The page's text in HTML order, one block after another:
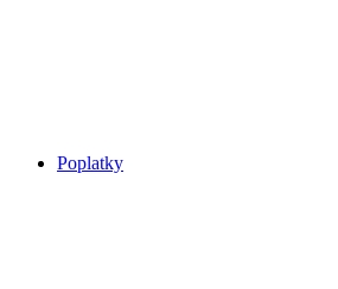
Poplatky